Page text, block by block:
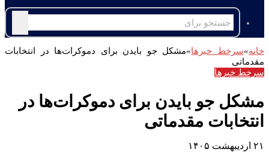
برای
خانه»سرخط خبرها»مشکل جو بایدن برای دموکرات‌ها در انتخابات
مقدماتی
سرخط خبرها
مشکل جو بایدن برای دموکرات‌ها در
انتخابات مقدماتی
۲۱ اردیبهشت ۱۴۰۵